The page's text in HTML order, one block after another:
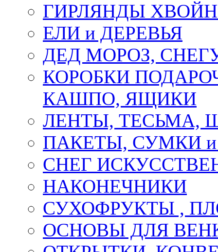
ГИРЛЯНДЫ
ЕЛИ и ДЕРЕВЬЯ
ДЕД МОРОЗ,
КОРОБКИ
КАШПО, ЯЩИКИ
ЛЕНТЫ, ТЕСЬМА,
ПАКЕТЫ, СУМКИ
СНЕГ
НАКОНЕЧНИКИ
СУХОФРУКТЫ ,
ОСНОВЫ ДЛЯ